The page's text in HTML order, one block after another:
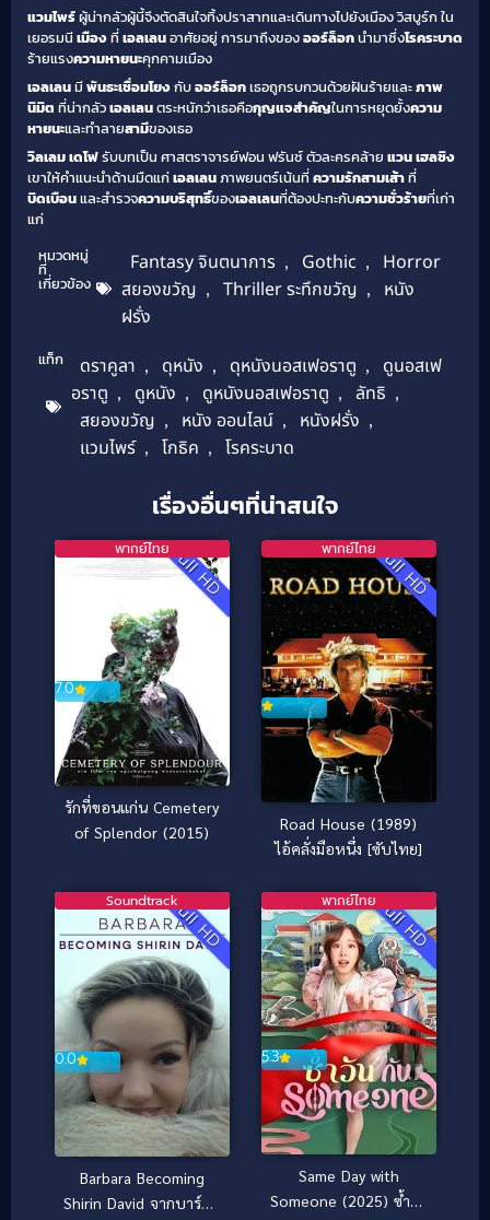
แวมไพร์ผู้น่ากลัวผู้นี้จึงตัดสินใจทิ้งปราสาทและเดินทางไปยังเมือง วิสบูร์ก ใน
เยอรมนีเมืองที่เอลเลนอาศัยอยู่ การมาถึงของออร์ล็อกนำมาซึ่งโรคระบาด
ร้ายแรงความหายนะคุกคามเมือง
เอลเลนมีพันธะเชื่อมโยงกับออร์ล็อกเธอถูกรบกวนด้วยฝันร้ายและภาพ
นิมิต ที่น่ากลัวเอลเลนตระหนักว่าเธอคือกุญแจสำคัญในการหยุดยั้งความ
หายนะและทำลายสามีของเธอ
วิลเลม เดโฟรับบทเป็น ศาสตราจารย์ฟอน ฟรันซ์ ตัวละครคล้าย แวน เฮลซิง
เขาให้คำแนะนำด้านมืดแก่เอลเลนภาพยนตร์เน้นที่ความรักสามเส้าที่
บิดเบือนและสำรวจความบริสุทธิ์ของเอลเลนที่ต้องปะทะกับความชั่วร้ายที่เก่า
แก่
หมวดหมู่
ที่
เกี่ยวข้อง
Fantasy จินตนาการ , Gothic ,
Horror
สยองขวัญ , Thriller ระทึกขวัญ ,
หนัง
ฝรั่ง
แท็ก ดราคูลา , ดุหนัง , ดุหนังนอสเฟอราตู ,
ดูนอสเฟ
อราตู , ดูหนัง , ดูหนังนอสเฟอราตู , ลัทธิ ,
สยองขวัญ , หนัง ออนไลน์ , หนังฝรั่ง ,
แวมไพร์ , โกธิค , โรคระบาด
เรื่องอื่นๆที่น่าสนใจ
Full HD
7.0
พากย์ไทย
รักที่ขอนแก่น Cemetery
of Splendor (2015)
Full HD
พากย์ไทย
Road House (1989)
ไอ้คลั่งมือหนึ่ง [ซับไทย]
Full HD
0.0
Soundtrack
Barbara Becoming
Shirin David จากบาร์บา
Full HD
5.3
พากย์ไทย
Same Day with
Someone (2025) ซ้ำวัน